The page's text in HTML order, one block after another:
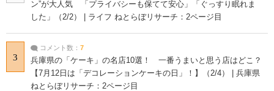
ン”が大人気 「プライバシーも保てて安心」「ぐっすり眠れま
した」（2/2） | ライフ ねとらぼリサーチ：2ページ目
3
コメント数： 7
兵庫県の「ケーキ」の名店10選！ 一番うまいと思う店はどこ？
【7月12日は「デコレーションケーキの日」！】（2/4） | 兵庫県
ねとらぼリサーチ：2ページ目